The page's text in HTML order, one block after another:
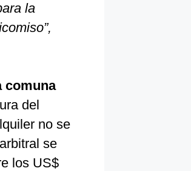
la
comuna
del
no se
se
los US$